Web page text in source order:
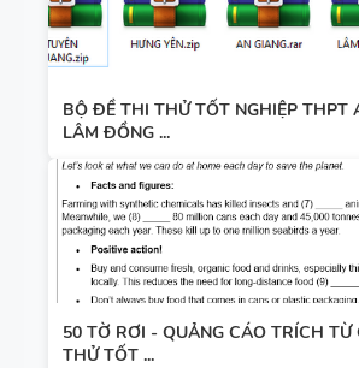
BỘ ĐỀ THI THỬ TỐT NGHIỆP THPT
LÂM ĐỒNG ...
50 TỜ RƠI - QUẢNG CÁO TRÍCH
THỬ TỐT ...